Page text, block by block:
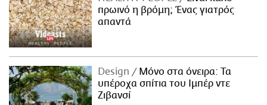
πρωινό η βρόμη; Ένας γιατρός
απαντά
Design
Μόνο στα όνειρα: Τα
υπέροχα σπίτια του Ιμπέρ ντε
Ζιβανσί